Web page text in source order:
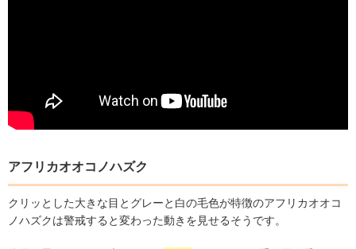
アフリカオオコノハズク
クリッとした大きな目とグレーと白の毛色が特徴のアフリカオオコ
ノハズクは警戒すると変わった動きを見せるそうです。